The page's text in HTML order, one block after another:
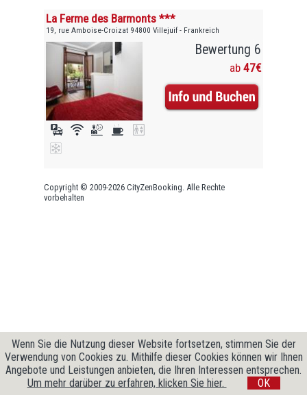
La Ferme des Barmonts ***
19, rue Amboise-Croizat 94800 Villejuif - Frankreich
Bewertung 6
ab 47€
Copyright © 2009-2026 CityZenBooking. Alle Rechte
vorbehalten
Wenn Sie die Nutzung dieser Website fortsetzen, stimmen Sie der
Verwendung von Cookies zu. Mithilfe dieser Cookies können wir Ihnen
Angebote und Leistungen anbieten, die Ihren Interessen entsprechen.
Um mehr darüber zu erfahren, klicken Sie hier.
OK